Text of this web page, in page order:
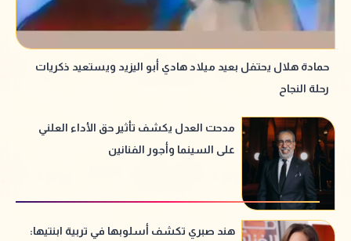
حمادة هلال يحتفل بعيد ميلاد هادي أبو اليزيد ويستعيد ذكريات
رحلة النجاح
مدحت العدل يكشف تأثير حق الأداء العلني
على السينما وأجور الفنانين
هند صبري تكشف أسلوبها في تربية ابنتيها: